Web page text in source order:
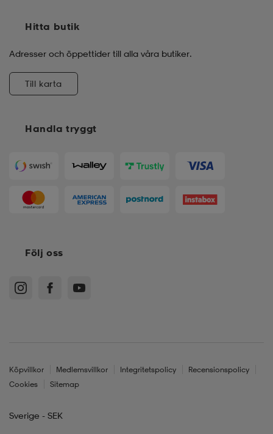
Handla tryggt
Hitta butik
Adresser och öppettider till alla våra butiker.
Till karta
Följ oss
Köpvillkor Medlemsvillkor Integritetspolicy
Recensionspolicy
Cookies
Sitemap
Sverige - SEK